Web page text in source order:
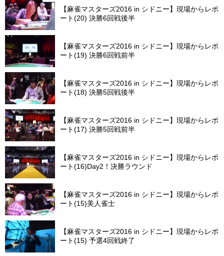
【麻雀マスターズ2016 in シドニー】現場からレポ
ート(20) 決勝6回戦後半
【麻雀マスターズ2016 in シドニー】現場からレポ
ート(19) 決勝6回戦前半
【麻雀マスターズ2016 in シドニー】現場からレポ
ート(18) 決勝5回戦後半
【麻雀マスターズ2016 in シドニー】現場からレポ
ート(17) 決勝5回戦前半
【麻雀マスターズ2016 in シドニー】現場からレポ
ート(16)Day2！決勝ラウンド
【麻雀マスターズ2016 in シドニー】現場からレポ
ート(15)美人雀士
【麻雀マスターズ2016 in シドニー】現場からレポ
ート(15) 予選4回戦終了